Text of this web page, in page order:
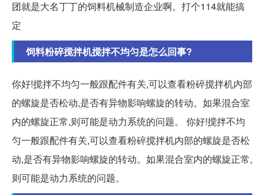
团就是大名丁丁的饲料机械制造企业啊。打个114就能搞
定
饲料粉碎搅拌机搅拌不均匀是怎么回事?
你好!搅拌不均匀一般跟配件有关,可以查看粉碎搅拌机内部
的螺旋是否松动,是否有异物影响螺旋的转动。如果混合室
内的螺旋正常,则可能是动力系统的问题。 你好!搅拌不均
匀一般跟配件有关,可以查看粉碎搅拌机内部的螺旋是否松
动,是否有异物影响螺旋的转动。如果混合室内的螺旋正常,
则可能是动力系统的问题。